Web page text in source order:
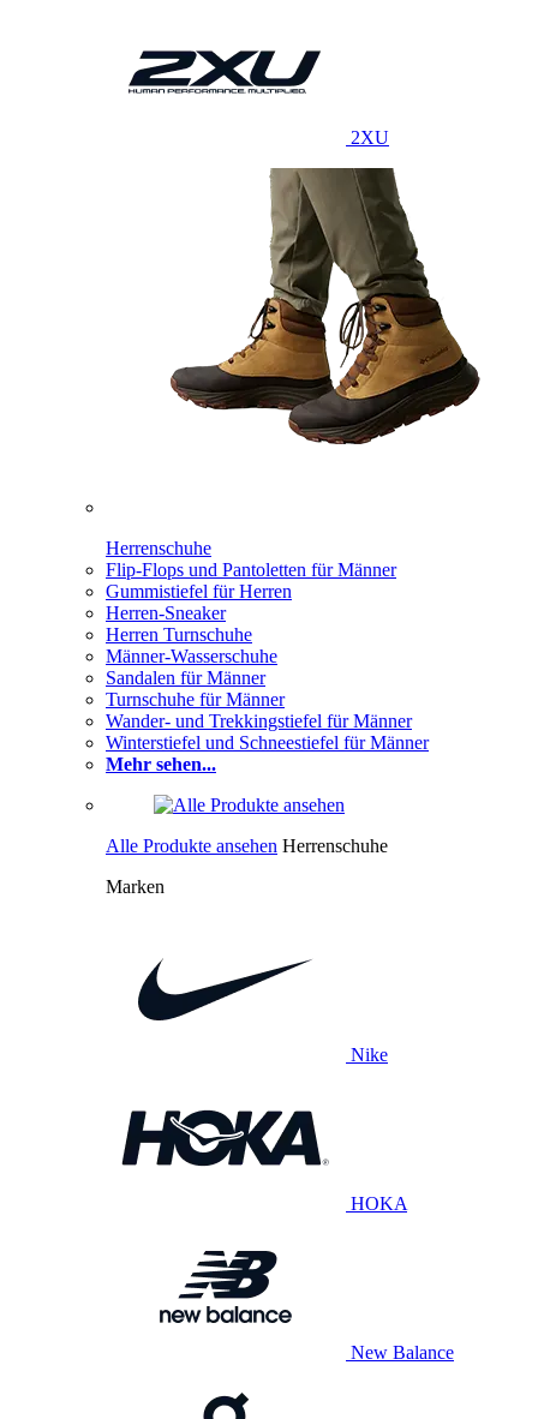
2XU
Herrenschuhe
Flip-Flops und Pantoletten für Männer
Gummistiefel für Herren
Herren-Sneaker
Herren Turnschuhe
Männer-Wasserschuhe
Sandalen für Männer
Turnschuhe für Männer
Wander- und Trekkingstiefel für Männer
Winterstiefel und Schneestiefel für Männer
Mehr sehen...
Alle Produkte ansehen Herrenschuhe
Marken
Nike
HOKA
New Balance